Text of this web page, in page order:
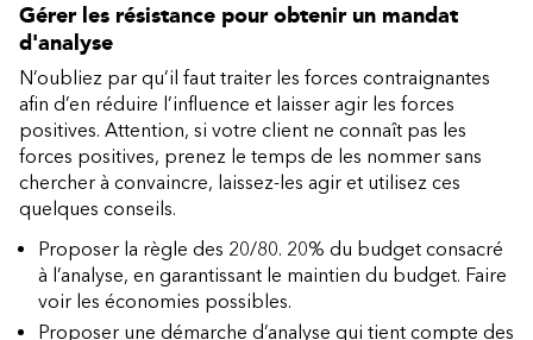
Gérer les résistance pour obtenir un mandat
d'analyse
N’oubliez par qu’il faut traiter les forces contraignantes
afin d’en réduire l’influence et laisser agir les forces
positives. Attention, si votre client ne connaît pas les
forces positives, prenez le temps de les nommer sans
chercher à convaincre, laissez-les agir et utilisez ces
quelques conseils.
Proposer la règle des 20/80. 20% du budget consacré
à l’analyse, en garantissant le maintien du budget. Faire
voir les économies possibles.
Proposer une démarche d’analyse qui tient compte des